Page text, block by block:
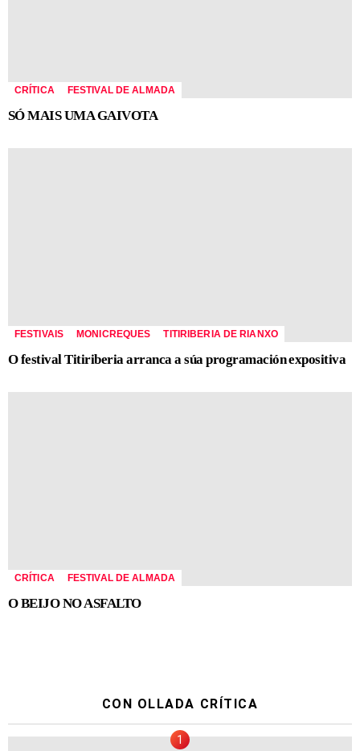
CRÍTICA FESTIVAL DE ALMADA
SÓ MAIS UMA GAIVOTA
FESTIVAIS MONICREQUES TITIRIBERIA DE RIANXO
O festival Titiriberia arranca a súa programación expositiva
CRÍTICA FESTIVAL DE ALMADA
O BEIJO NO ASFALTO
CON OLLADA CRÍTICA